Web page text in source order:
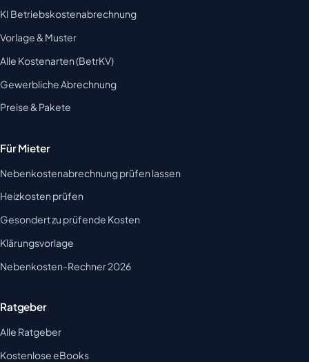
KI Betriebskostenabrechnung
Vorlage & Muster
Alle Kostenarten (BetrKV)
Gewerbliche Abrechnung
Preise & Pakete
Für Mieter
Nebenkostenabrechnung prüfen lassen
Heizkosten prüfen
Gesondert zu prüfende Kosten
Klärungsvorlage
Nebenkosten-Rechner 2026
Ratgeber
Alle Ratgeber
Kostenlose eBooks